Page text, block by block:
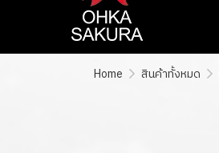
Home สินค้าทั้งหมด